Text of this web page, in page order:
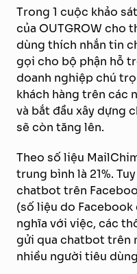
Trong 1 cuộc khảo
của OUTGROW cho
dùng thích nhắn tin
gọi cho bộ phận hỗ
doanh nghiệp chú
khách hàng trên các
và bắt đầu xây dựng
sẽ còn tăng lên.
Theo số liệu
trung bình là 21%.
chatbot trên
(số liệu do
nghĩa với việc, các
gửi qua chatbot trên
nhiều người tiêu